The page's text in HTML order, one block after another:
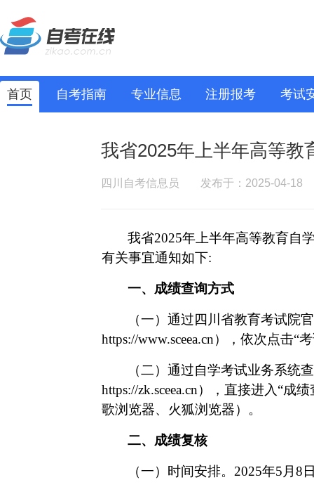
首页 自考指南 专业信息 注册报考 考试
我省2025年上半年高等教
四川自考信息员 发布于：2025-04-18
我省2025年上半年高等教育自
有关事宜通知如下:
一、成绩查询方式
（一）通过四川省教育考试院
https://www.sceea.cn），依次点击“
（二）通过自学考试业务系统
https://zk.sceea.cn），直接进入“成
歌浏览器、火狐浏览器）。
二、成绩复核
（一）时间安排。 2025年5月8